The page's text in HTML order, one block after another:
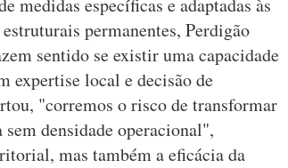
medidas específicas e adaptadas às
permanentes, Perdigão
sentido se existir uma capacidade
expertise local e decisão de
"corremos o risco de transformar
densidade operacional",
mas também a eficácia da